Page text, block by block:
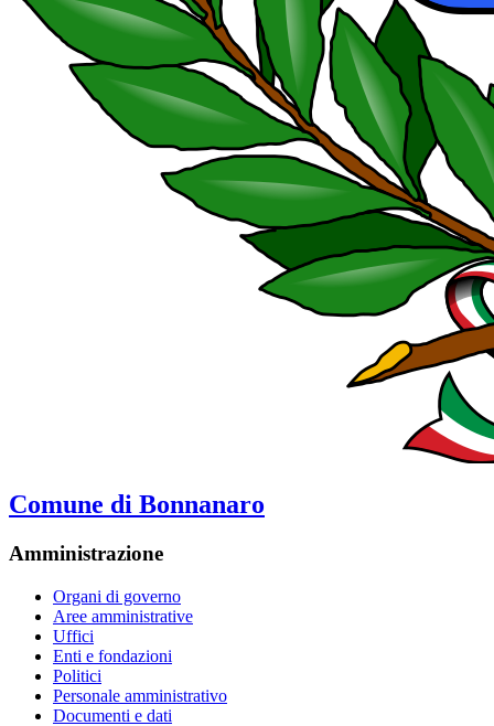
Comune di Bonnanaro
Amministrazione
Organi di governo
Aree amministrative
Uffici
Enti e fondazioni
Politici
Personale amministrativo
Documenti e dati